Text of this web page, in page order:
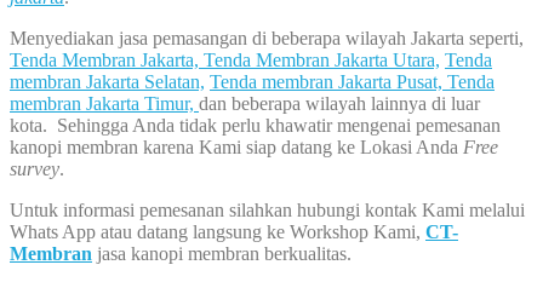
Menyediakan jasa pemasangan di beberapa wilayah Jakarta seperti,
Tenda Membran Jakarta, Tenda Membran Jakarta Utara, Tenda
membran Jakarta Selatan, Tenda membran Jakarta Pusat, Tenda
membran Jakarta Timur, dan beberapa wilayah lainnya di luar
kota. Sehingga Anda tidak perlu khawatir mengenai pemesanan
kanopi membran karena Kami siap datang ke Lokasi Anda Free
survey.
Untuk informasi pemesanan silahkan hubungi kontak Kami melalui
Whats App atau datang langsung ke Workshop Kami, CT-
Membran jasa kanopi membran berkualitas.